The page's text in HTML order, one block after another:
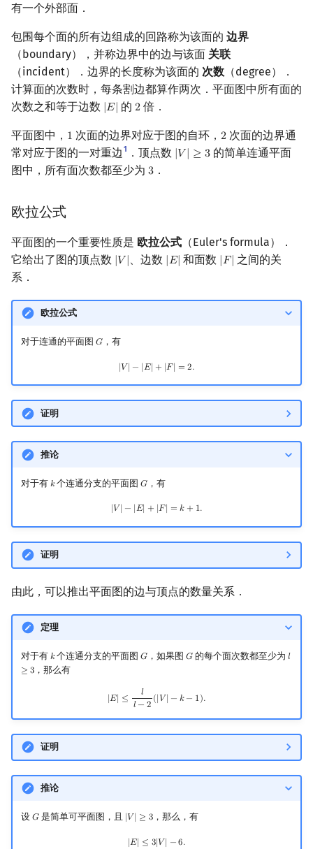
连分数
Stern–Brocot 树与 Farey
二次域
Pell 方程
有一个外部面．
包围每个面的所有边组成的回路称为该面的 边界
（boundary），并称边界中的边与该面 关联
（incident）．边界的长度称为该面的 次数 （degree）．
计算面的次数时，每条割边都算作两次．平面图中所有面的
次数之和等于边数 |𝐸|
|E| 的 2
2 倍．
平面图中， 1
1 次面的边界对应于图的自环， 2
2 次面的边界通
常对应于图的一对重边 1 ．顶点数 |𝑉| ≥ 3
|V ≥3
的简单连通平面
图中，所有面次数都至少为 3
3 ．
欧拉公式
平面图的一个重要性质是 欧拉公式 （Euler's formula）．
它给出了图的顶点数 |𝑉|
V 、边数 |𝐸|
|E| 和面数 |𝐹|
|F| 之间的关
系．
欧拉公式
对于连通的平面图 𝐺
G，有
|𝑉| − |𝐸| + |𝐹| = 2.
|V| −|E |+ |F|= 2.
证明
推论
对于有 𝑘
k个连通分支的平面图𝐺
G ，有
|𝑉| − |𝐸| + |𝐹| = 𝑘 + 1.
|V | −| E|+|F| =k +1.
证明
由此，可以推出平面图的边与顶点的数量关系．
定理
对于有 𝑘
k个连通分支的平面图𝐺
G ，如果图𝐺
G 的每个面次数都至少为𝑙
≥ 3
l
，那么有
|𝐸| ≤
𝑙
𝑙 − 2 (|𝑉 | − 𝑘− 1).
ll (| V | 1
证明
推论
设 𝐺
G是简单可平面图，且 |𝑉| ≥ 3
V ≥3 ，那么，有
|𝐸| ≤ 3|𝑉| −6.
| E|≤ 3|V| −6.